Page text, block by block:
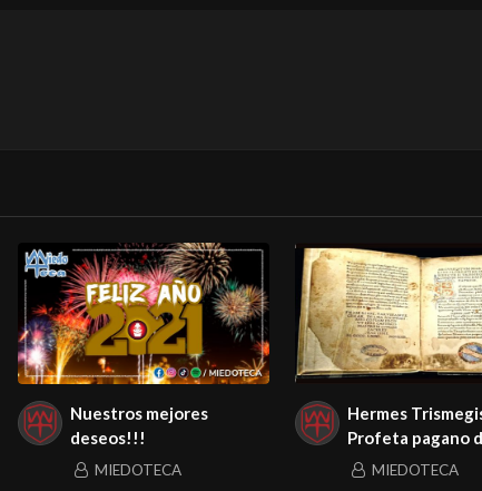
Nuestros mejores
deseos!!!
MIEDOTECA
Hermes
Profeta pagano
cristianismo
MIEDOTECA